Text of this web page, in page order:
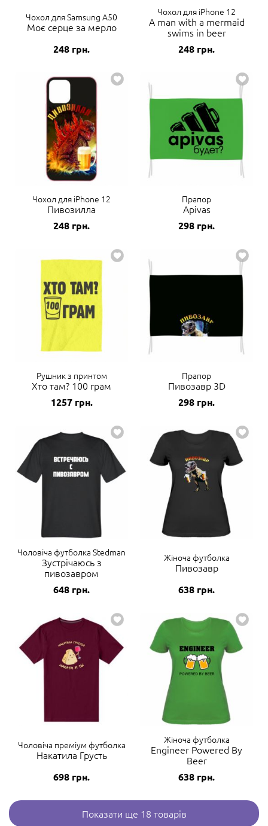
Чохол для Samsung A50
Моє серце за мерло
248 грн.
Чохол для iPhone 12
A man with a mermaid
swims in beer
248 грн.
Чохол для iPhone 12
Пивозилла
248 грн.
Прапор
Apivas
298 грн.
Рушник з принтом
Хто там? 100 грам
1257грн.
Прапор
Пивозавр 3D
298 грн.
Чоловіча футболка Stedman
Зустрічаюсь з
пивозавром
648 грн.
Жіноча футболка
Пивозавр
638 грн.
Чоловіча преміум футболка
Накатила Грусть
698 грн.
Жіноча футболка
Engineer Powered By
Beer
638 грн.
Показати ще 18 товарів